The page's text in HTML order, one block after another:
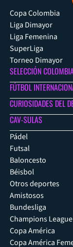
Copa Colombia
Liga Dimayor
Liga Femenina
SuperLiga
Torneo Dimayor
SELECCIÓN
FÚTBOL
CURIOSIDADES DEL
CAV-SULAS
Pádel
Futsal
Baloncesto
Béisbol
Otros deportes
Amistosos
Bundesliga
Champions League
Copa América
Copa América